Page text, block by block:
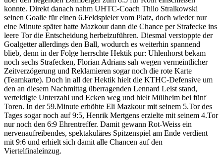
konnte. Direkt danach nahm UHTC-Coach Thilo Stralkowski
seinen Goalie für einen 6.Feldspieler vom Platz, doch wieder nur
eine Minute später hatte Mazkour dann die Chance per Strafecke ins
leere Tor die Entscheidung herbeizuführen. Diesmal verstoppte der
Goalgetter allerdings den Ball, wodurch es weiterhin spannend
blieb, denn in der Folge herrschte Hektik pur: Uhlenhorst bekam
noch sechs Strafecken, Florian Adrians sah wegen vermeintlicher
Zeitverzögerung und Reklamieren sogar noch die rote Karte
(Teamkarte). Doch in all der Hektik hielt die KTHC-Defensive um
den an diesem Nachmittag überragenden Lennard Leist stand,
verteidigte Unterzahl und Ecken weg und hielt Mülheim bei fünf
Toren. In der 59.Minute erhöhte Eli Mazkour mit seinem 5.Tor des
Tages sogar noch auf 9:5, Henrik Mertgens erzielte mit seinem 4.Tor
nur noch den 6:9 Ehrentreffer. Damit gewann Rot-Weiss ein
nervenaufreibendes, spektakuläres Spitzenspiel am Ende verdient
mit 9:6 und erhielt sich damit alle Chancen auf den
Viertelfinaleinzug.